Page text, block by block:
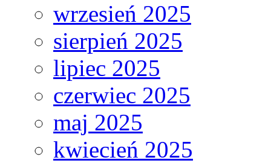
wrzesień 2025
sierpień 2025
lipiec 2025
czerwiec 2025
maj 2025
kwiecień 2025